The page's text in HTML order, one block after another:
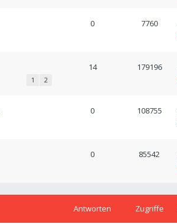
0 7760
1 2
14 179196
0 108755
0 85542
Antworten Zugriffe